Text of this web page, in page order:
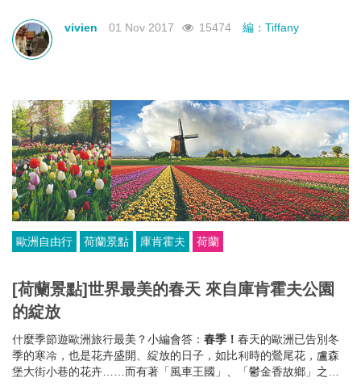
vivien 01 Nov 2017 15474 編：Tiffany
歐洲自由行 荷蘭景點 庫肯霍夫 荷蘭
[荷蘭景點]世界最美的春天 來自庫肯霍夫公園
的綻放
什麼季節遊歐洲旅行最美？小編會答： 春季！ 春天的歐洲已告別冬
季的寒冷，也是花卉盛開、綻放的日子，如比利時的鶯尾花，盧森
堡大街小巷的花卉……而有著「風車王國」、「鬱金香故鄉」之稱